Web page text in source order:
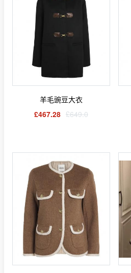
羊毛豌豆大衣
£467.28 £649.0